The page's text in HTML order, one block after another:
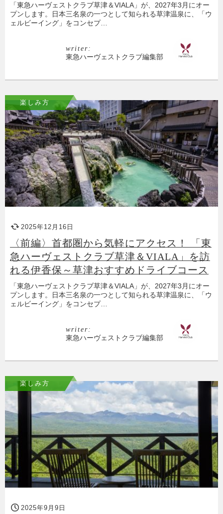
「東急ハーヴェストクラブ草津＆VIALA」が、2027年3月にオー
プンします。日本三名泉の一つとして知られる草津温泉に、「ウ
ェルビーイング」をコンセプ…
writer:
東急ハーヴェストクラブ編集部
楽しみ方
2025年12月16日
〈前編〉首都圏から気軽にアクセス！ 「東
急ハーヴェストクラブ草津＆VIALA」を訪
れる伊香保～草津おすすめドライブコース
「東急ハーヴェストクラブ草津＆VIALA」が、2027年3月にオー
プンします。日本三名泉の一つとして知られる草津温泉に、「ウ
ェルビーイング」をコンセプ…
writer:
東急ハーヴェストクラブ編集部
楽しみ方
2025年9月9日